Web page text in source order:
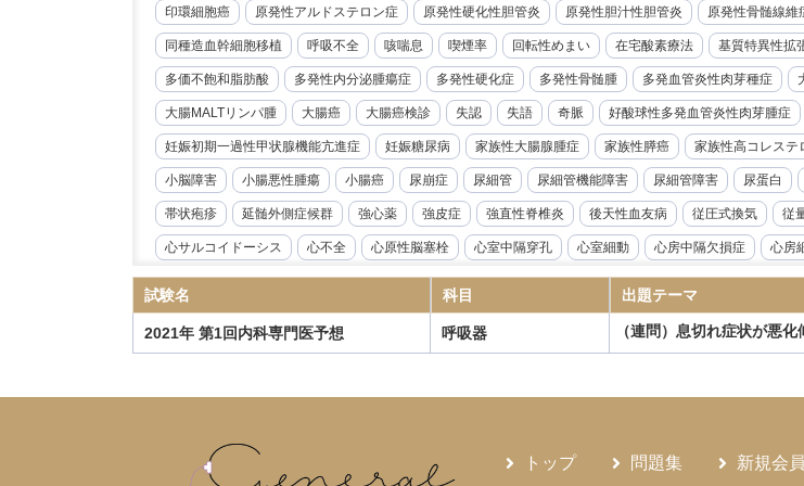
印環細胞癌 原発性アルドステロン症 原発性硬化性胆管炎 原発性胆汁性胆管炎 原発性骨髄線維
同種造血幹細胞移植 呼吸不全 咳喘息 喫煙率 回転性めまい 在宅酸素療法 基質特異性拡
多価不飽和脂肪酸 多発性内分泌腫瘍症 多発性硬化症 多発性骨髄腫 多発血管炎性肉芽種症
大腸MALTリンパ腫 大腸癌 大腸癌検診 失認 失語 奇脈 好酸球性多発血管炎性肉芽腫症
妊娠初期一過性甲状腺機能亢進症 妊娠糖尿病 家族性大腸腺腫症 家族性膵癌 家族性高コレステ
小脳障害 小腸悪性腫瘍 小腸癌 尿崩症 尿細管 尿細管機能障害 尿細管障害 尿蛋白
帯状疱疹 延髄外側症候群 強心薬 強皮症 強直性脊椎炎 後天性血友病 従圧式換気 従
心サルコイドーシス 心不全 心原性脳塞栓 心室中隔穿孔 心室細動 心房中隔欠損症 心房
心臓リハビリテーション 心臓冠動脈CT 心臓超音波検査 急性リンパ性白血病 急性上腸管脈動
急性好酸球性肺炎 急性心筋炎 急性心膜炎 急性溶血性輸血副作用 急性肝不全 急性胆嚢炎
抗IL-6受容体抗体
指定難病 播種性帯状疱疹 播種性血管内凝固症候群
試験名 科目 出題テーマ
2021年 第1回内科専門医予想 呼吸器 （連問）息切れ症状が悪
トップ 問題集 新規会